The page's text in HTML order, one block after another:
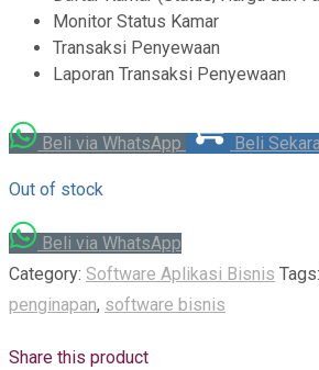
Monitor Status Kamar
Transaksi Penyewaan
Laporan Transaksi Penyewaan
Beli via WhatsApp Beli
Out of stock
Beli via WhatsApp
Category: Software Aplikasi Bisnis Tags:
penginapan, software bisnis
Share this product